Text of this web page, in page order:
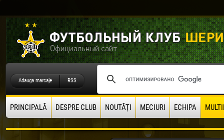
Adauga marcaje RSS
PRINCIPALĂ DESPRE CLUB NOUTĂŢI MECIURI ECHIPA